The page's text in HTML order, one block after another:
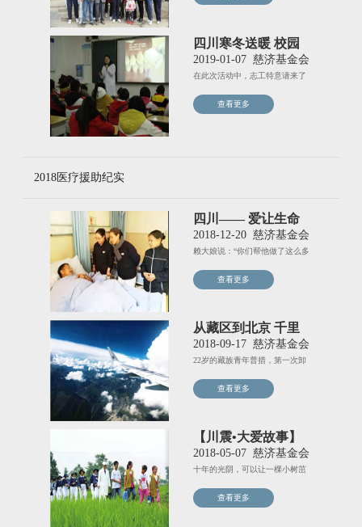
四川寒冬送暖 校园
义诊宣传卫教
2019-01-07 慈济基金会
在此次活动中，志工特意请来了
查看更多
2018医疗援助纪实
四川—— 爱让生命
转变方向
2018-12-20 慈济基金会
赖大娘说：“你们帮他做了这么多
查看更多
从藏区到北京 千里
之爱
2018-09-17 慈济基金会
22岁的藏族青年普措，第一次卸
查看更多
【川震•大爱故事】
人医义诊疗病苦
2018-05-07 慈济基金会
十年的光阴，可以让一棵小树茁
查看更多